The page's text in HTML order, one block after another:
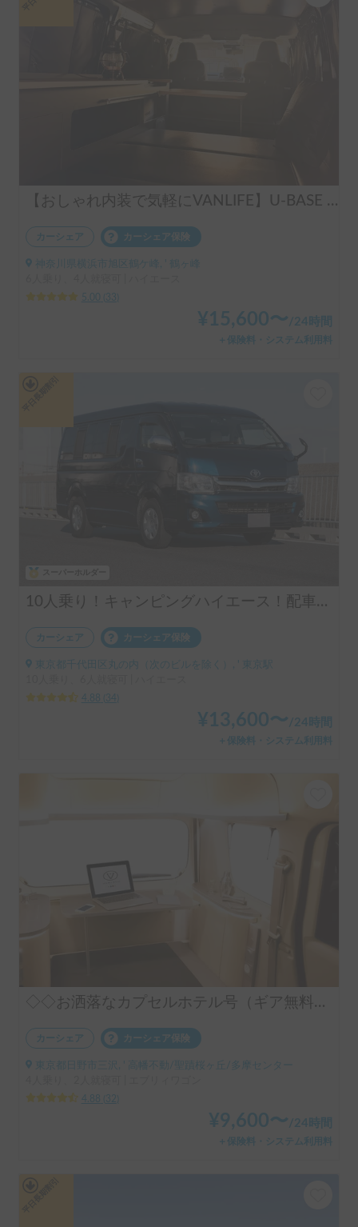
【おしゃれ内装で気軽にVANLIFE】U-BASE ONE | 運転しやすいハイエース！ポータブルエアコンで夏も冬も快適旅へ
カーシェア カーシェア保険
神奈川県横浜市旭区鶴ケ峰, ' 鶴ヶ峰
5.00
33
¥ 15,600〜 /24時間
＋保険料・システム利用料
10人乗り！キャンピングハイエース！配車無料！割引アリ！！
カーシェア カーシェア保険
東京都千代田区丸の内（次のビルを除く）, ' 東京駅
4.88
34
¥ 13,600〜 /24時間
＋保険料・システム利用料
◇◇お洒落なカプセルホテル号（ギア無料手ぶらOK）◇◇
カーシェア カーシェア保険
東京都日野市三沢, ' 高幡不動/聖蹟桜ヶ丘/多摩センター
4.88
32
¥9,600〜 /24時間
＋保険料・システム利用料